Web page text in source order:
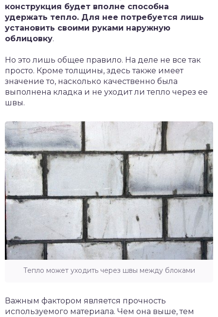
конструкция будет вполне способна
удержать тепло. Для нее потребуется лишь
установить своими руками наружную
облицовку.
Но это лишь общее правило. На деле не все так
просто. Кроме толщины, здесь также имеет
значение то, насколько качественно была
выполнена кладка и не уходит ли тепло через ее
швы.
Тепло может уходить через швы между блоками
Важным фактором является прочность
используемого материала. Чем она выше, тем